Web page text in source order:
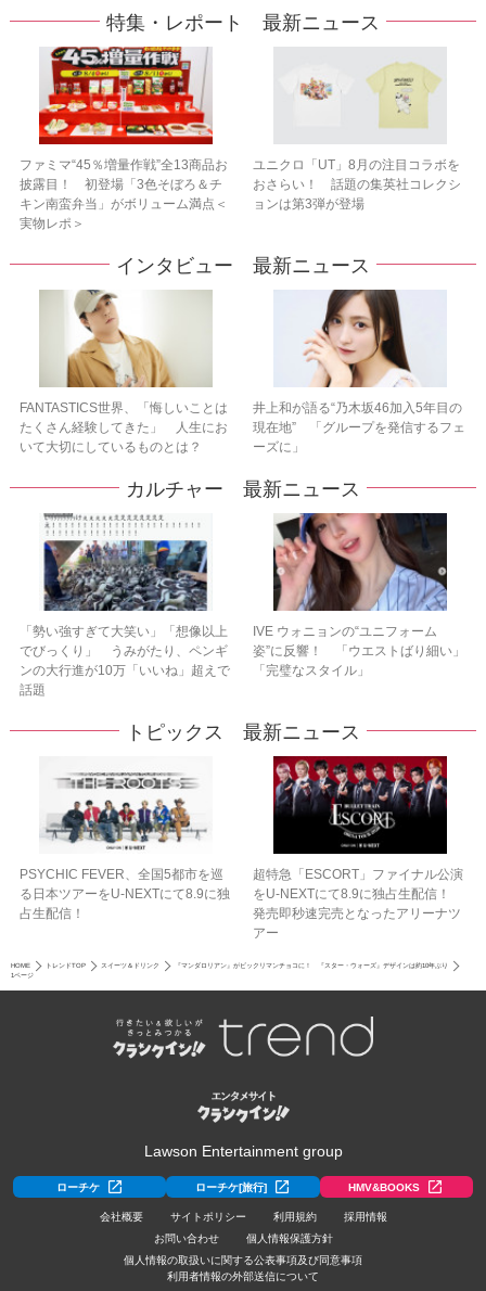
特集・レポート 最新ニュース
ファミマ“45％増量作戦”全13商品お
披露目！ 初登場「3色そぼろ＆チ
キン南蛮弁当」がボリューム満点＜
実物レポ＞
ユニクロ「UT」8月の注目コラボを
おさらい！ 話題の集英社コレクシ
ョンは第3弾が登場
インタビュー 最新ニュース
FANTASTICS世界、「悔しいことは
たくさん経験してきた」 人生にお
いて大切にしているものとは？
井上和が語る“乃木坂46加入5年目の
現在地” 「グループを発信するフェ
ーズに」
カルチャー 最新ニュース
「勢い強すぎて大笑い」「想像以上
でびっくり」 うみがたり、ペンギ
ンの大行進が10万「いいね」超えで
話題
IVE ウォニョンの“ユニフォーム
姿”に反響！ 「ウエストばり細い」
「完璧なスタイル」
トピックス 最新ニュース
PSYCHIC FEVER、全国5都市を巡
る日本ツアーをU‐NEXTにて8.9に独
占生配信！
超特急「ESCORT」ファイナル公演
をU-NEXTにて8.9に独占生配信！
発売即秒速完売となったアリーナツ
アー
HOME トレンドTOP スイーツ＆ドリンク
『マンダロリアン』がビックリマンチョコに！ 『スター・ウォーズ』デザインは約10年ぶり
1ページ
Lawson Entertainment group
ローチケ ローチケ[旅行] HMV&BOOKS
会社概要 サイトポリシー 利用規約
採用情報
お問い合わせ
個人情報保護方針
個人情報の取扱いに関する公表事項及び同意事項
利用者情報の外部送信について